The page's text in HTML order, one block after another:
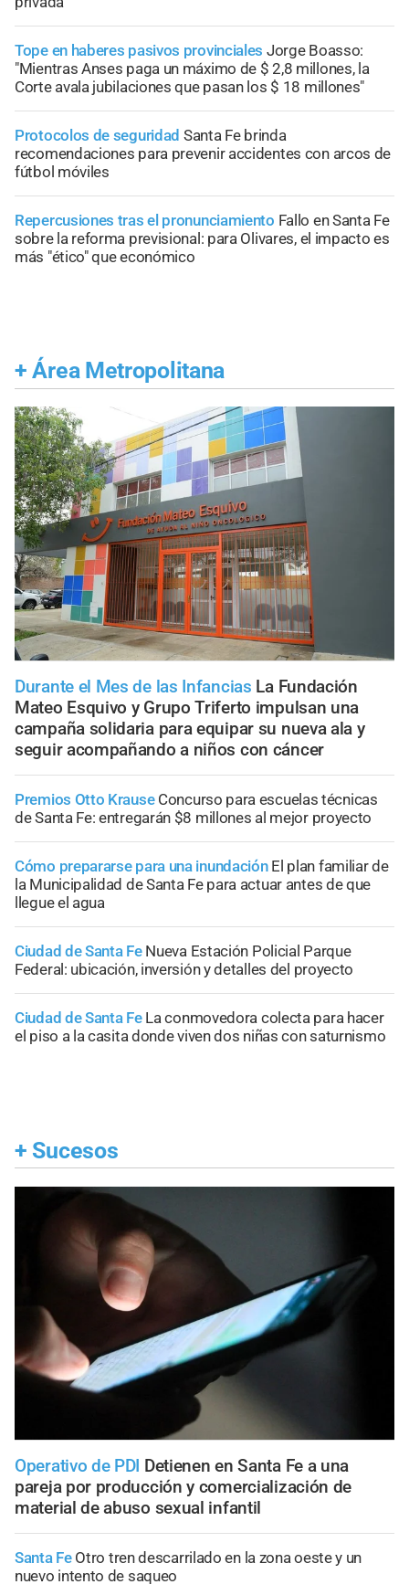
Tope en haberes pasivos provinciales Jorge Boasso:
"Mientras Anses paga un máximo de $ 2,8 millones, la
Corte avala jubilaciones que pasan los $ 18 millones"
Protocolos de seguridad Santa Fe brinda
recomendaciones para prevenir accidentes con arcos de
fútbol móviles
Repercusiones tras el pronunciamiento Fallo en Santa Fe
sobre la reforma previsional: para Olivares, el impacto es
más "ético" que económico
+ Área Metropolitana
Durante el Mes de las Infancias La Fundación
Mateo Esquivo y Grupo Triferto impulsan una
campaña solidaria para equipar su nueva ala y
seguir acompañando a niños con cáncer
Premios Otto Krause Concurso para escuelas técnicas
de Santa Fe: entregarán $8 millones al mejor proyecto
Cómo prepararse para una inundación El plan familiar de
la Municipalidad de Santa Fe para actuar antes de que
llegue el agua
Ciudad de Santa Fe Nueva Estación Policial Parque
Federal: ubicación, inversión y detalles del proyecto
Ciudad de Santa Fe La conmovedora colecta para hacer
el piso a la casita donde viven dos niñas con saturnismo
+ Sucesos
Operativo de PDI Detienen en Santa Fe a una
pareja por producción y comercialización de
material de abuso sexual infantil
Santa Fe Otro tren descarrilado en la zona oeste y un
nuevo intento de saqueo